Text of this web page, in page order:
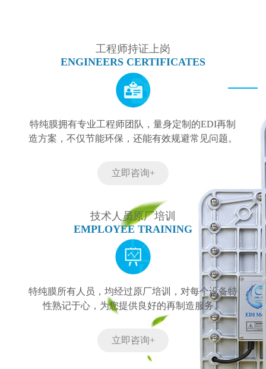
工程师持证上岗
ENGINEERS CERTIFICATES
特纯膜拥有专业工程师团队，量身定制的EDI再制
造方案，不仅节能环保，还能有效规避常见问题。
立即咨询+
技术人员原厂培训
EMPLOYEE TRAINING
特纯膜所有人员，均经过原厂培训，对每个设备特
性熟记于心，为您提供良好的再制造服务。
立即咨询+